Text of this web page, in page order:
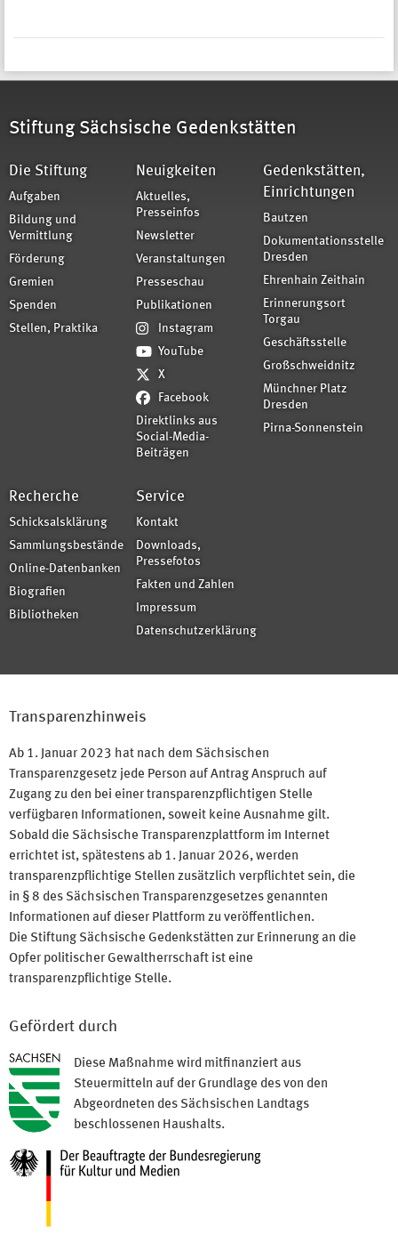
Stiftung Sächsische Gedenkstätten
Die Stiftung
Aufgaben
Bildung und
Vermittlung
Förderung
Gremien
Spenden
Stellen, Praktika
Neuigkeiten
Aktuelles,
Presseinfos
Newsletter
Veranstaltungen
Presseschau
Publikationen
Instagram
YouTube
X
Facebook
Direktlinks aus
Social-Media-
Beiträgen
Gedenkstätten,
Einrichtungen
Bautzen
Dokumentationsstelle
Dresden
Ehrenhain Zeithain
Erinnerungsort
Torgau
Geschäftsstelle
Großschweidnitz
Münchner Platz
Dresden
Pirna-Sonnenstein
Recherche
Schicksalsklärung
Sammlungsbestände
Online-Datenbanken
Biografien
Bibliotheken
Service
Kontakt
Downloads,
Pressefotos
Fakten und Zahlen
Impressum
Datenschutzerklärung
Transparenzhinweis
Ab 1. Januar 2023 hat nach dem Sächsischen
Transparenzgesetz jede Person auf Antrag Anspruch auf
Zugang zu den bei einer transparenzpflichtigen Stelle
verfügbaren Informationen, soweit keine Ausnahme gilt.
Sobald die Sächsische Transparenzplattform im Internet
errichtet ist, spätestens ab 1. Januar 2026, werden
transparenzpflichtige Stellen zusätzlich verpflichtet sein, die
in § 8 des Sächsischen Transparenzgesetzes genannten
Informationen auf dieser Plattform zu veröffentlichen.
Die Stiftung Sächsische Gedenkstätten zur Erinnerung an die
Opfer politischer Gewaltherrschaft ist eine
transparenzpflichtige Stelle.
Gefördert durch
Diese Maßnahme wird mitfinanziert aus
Steuermitteln auf der Grundlage des von den
Abgeordneten des Sächsischen Landtags
beschlossenen Haushalts.